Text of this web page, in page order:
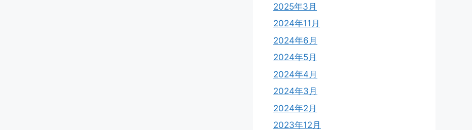
2025年3月
2024年11月
2024年6月
2024年5月
2024年4月
2024年3月
2024年2月
2023年12月